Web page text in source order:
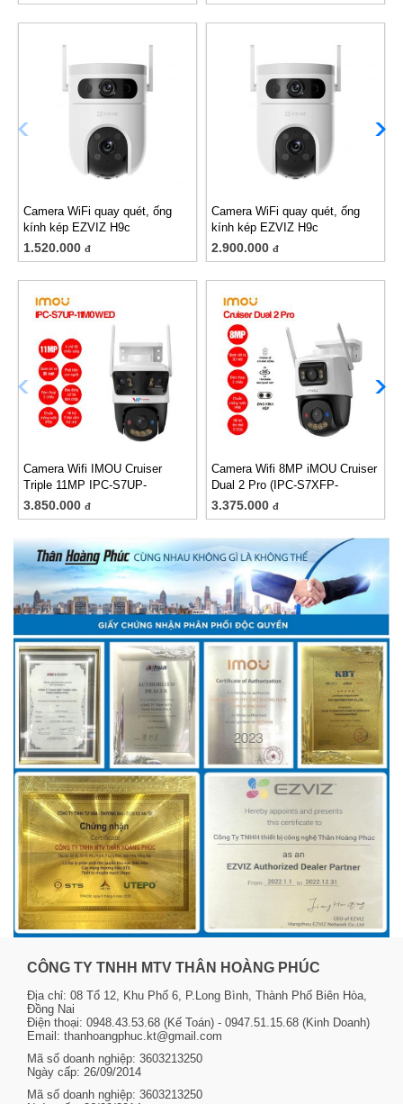
Camera WiFi quay quét, ống
kính kép EZVIZ H9c
(3MP+3MP)
1.520.000 đ
Camera WiFi quay quét, ống
kính kép EZVIZ H9c
(5MP+5MP)
2.900.000 đ
Camera Wifi IMOU Cruiser
Triple 11MP IPC-S7UP-
11M0WED
3.850.000 đ
Camera Wifi 8MP iMOU Cruiser
Dual 2 Pro (IPC-S7XFP-
8U0WED)
3.375.000 đ
CÔNG TY TNHH MTV THÂN HOÀNG PHÚC
Địa chỉ: 08 Tổ 12, Khu Phố 6, P.Long Bình, Thành Phố Biên Hòa,
Đồng Nai
Điện thoại: 0948.43.53.68 (Kế Toán) - 0947.51.15.68 (Kinh Doanh)
Email: thanhoangphuc.kt@gmail.com
Mã số doanh nghiệp: 3603213250
Ngày cấp: 26/09/2014
Mã số doanh nghiệp: 3603213250